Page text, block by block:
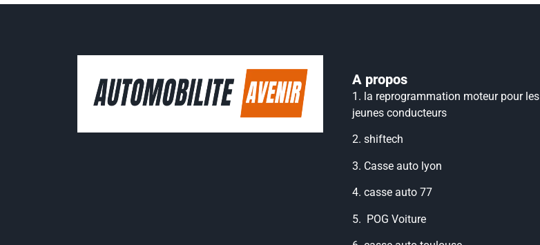
A propos
1. la reprogrammation moteur pour les
jeunes conducteurs
2.shiftech
3. Casse auto lyon
4.casse auto 77
5. POG Voiture